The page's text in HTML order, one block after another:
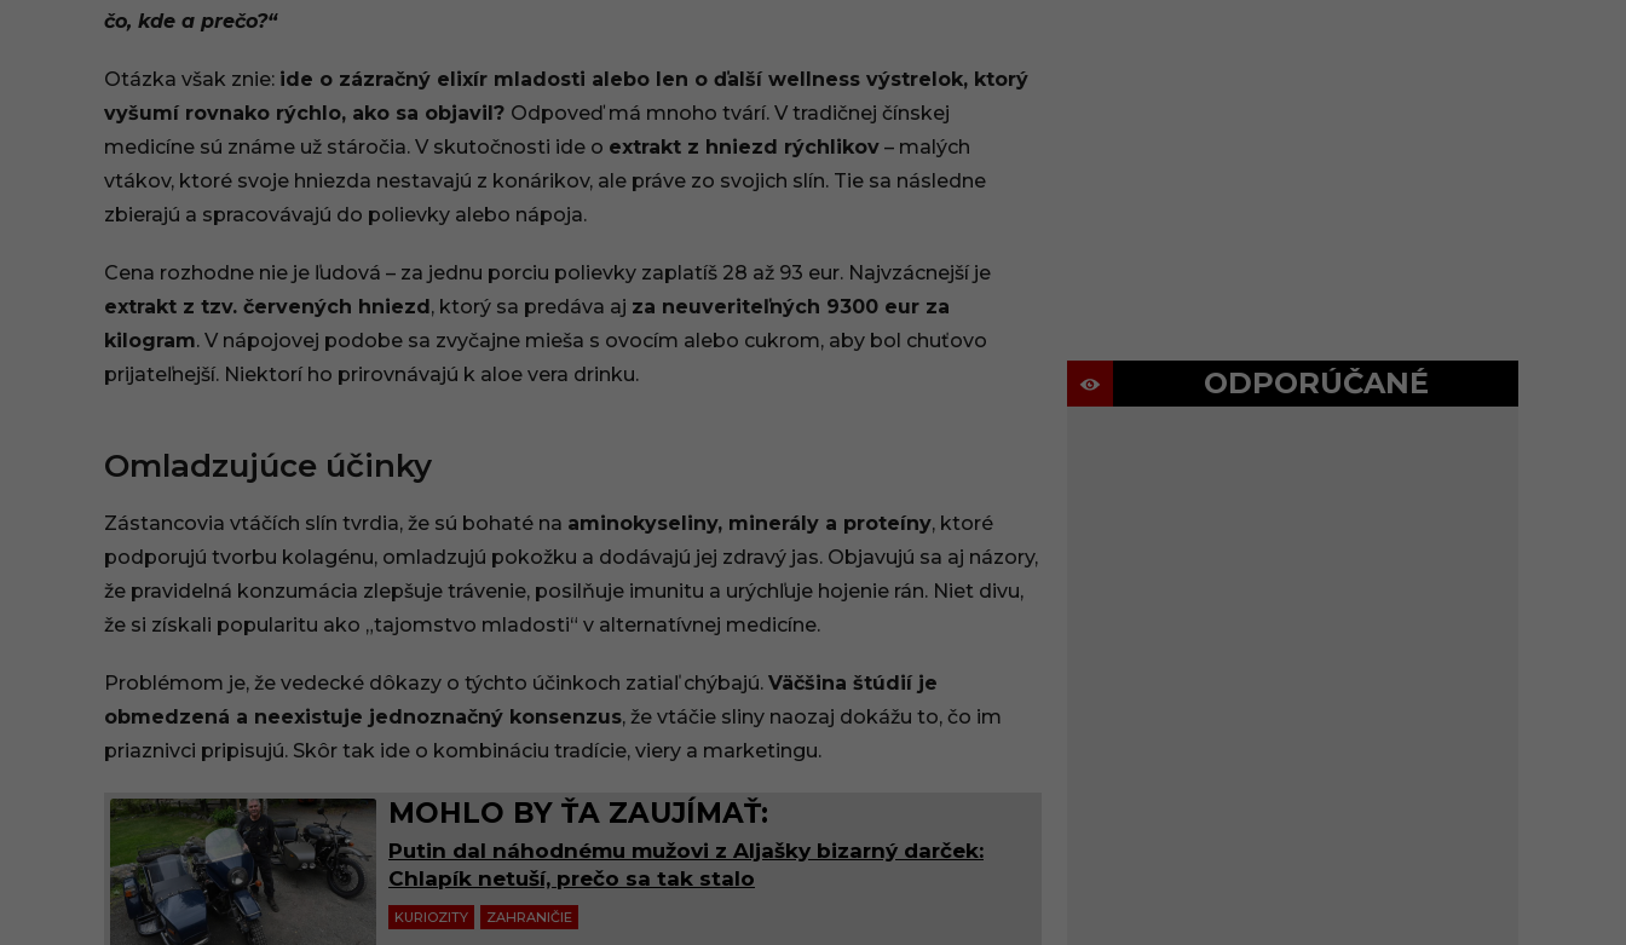
0
2
5
1
5
:
čo, kde a prečo?“
Otázka však znie: ide o zázračný elixír mladosti alebo len o ďalší wellness výstrelok, ktorý
vyšumí rovnako rýchlo, ako sa objavil? Odpoveď má mnoho tvárí. V tradičnej čínskej
medicíne sú známe už stáročia. V skutočnosti ide o extrakt z hniezd rýchlikov – malých
vtákov, ktoré svoje hniezda nestavajú z konárikov, ale práve zo svojich slín. Tie sa následne
zbierajú a spracovávajú do polievky alebo nápoja.
Cena rozhodne nie je ľudová – za jednu porciu polievky zaplatíš 28 až 93 eur. Najvzácnejší je
extrakt z tzv. červených hniezd, ktorý sa predáva aj za neuveriteľných 9300 eur za
kilogram. V nápojovej podobe sa zvyčajne mieša s ovocím alebo cukrom, aby bol chuťovo
prijateľnejší. Niektorí ho prirovnávajú k aloe vera drinku.
Omladzujúce účinky
Zástancovia vtáčích slín tvrdia, že sú bohaté na aminokyseliny, minerály a proteíny, ktoré
podporujú tvorbu kolagénu, omladzujú pokožku a dodávajú jej zdravý jas. Objavujú sa aj názory,
že pravidelná konzumácia zlepšuje trávenie, posilňuje imunitu a urýchľuje hojenie rán. Niet divu,
že si získali popularitu ako „tajomstvo mladosti“ v alternatívnej medicíne.
Problémom je, že vedecké dôkazy o týchto účinkoch zatiaľ chýbajú. Väčšina štúdií je
obmedzená a neexistuje jednoznačný konsenzus, že vtáčie sliny naozaj dokážu to, čo im
priaznivci pripisujú. Skôr tak ide o kombináciu tradície, viery a marketingu.
MOHLO BY ŤA ZAUJÍMAŤ:
Putin dal náhodnému mužovi z Aljašky bizarný darček:
Chlapík netuší, prečo sa tak stalo
KURIOZITY ZAHRANIČIE
ODPORÚČANÉ